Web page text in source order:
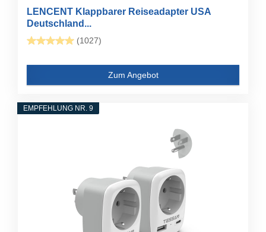
LENCENT Klappbarer Reiseadapter USA
Deutschland...
(1027)
Zum Angebot
EMPFEHLUNG NR. 9